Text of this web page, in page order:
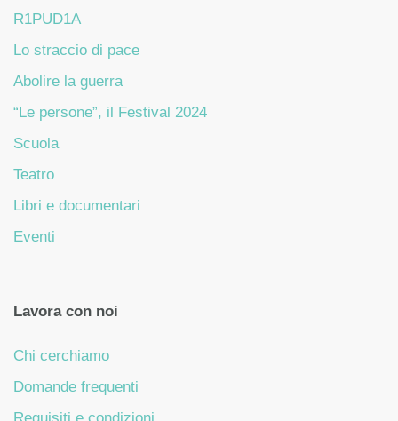
R1PUD1A
Lo straccio di pace
Abolire la guerra
“Le persone”, il Festival 2024
Scuola
Teatro
Libri e documentari
Eventi
Lavora con noi
Chi cerchiamo
Domande frequenti